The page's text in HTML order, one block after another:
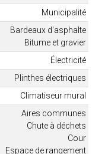
Municipalité
Bardeaux d'asphalte
Bitume et gravier
Électricité
Plinthes électriques
Climatiseur mural
Aires communes
Chute à déchets
Cour
Espace de rangement